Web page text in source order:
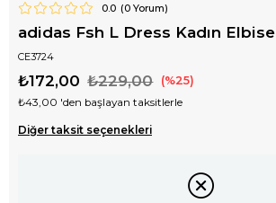
0.0 (0Yorum)
adidas Fsh L Dress Kadın Elbise
CE3724
₺229,00
₺172,00 25
₺43,00 'den başlayan taksitlerle
Diğer taksit seçenekleri